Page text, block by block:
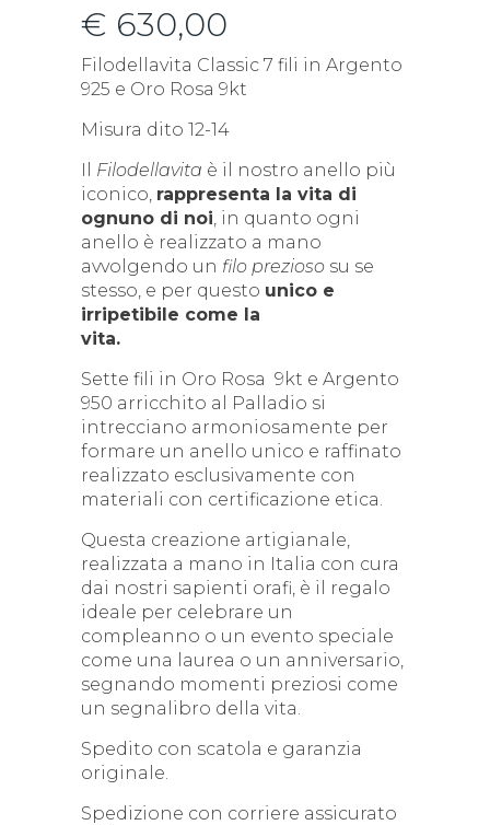
€ 630,00
Filodellavita Classic 7 fili in Argento
925 e Oro Rosa 9kt
Misura dito 12-14
Il Filodellavita è il nostro anello più
iconico, rappresenta la vita di
ognuno di noi, in quanto ogni
anello è realizzato a mano
avvolgendo un filo prezioso su se
stesso, e per questo unico e
irripetibile come la
vita
Sette fili in Oro Rosa 9kt e Argento
950 arricchito al Palladio si
intrecciano armoniosamente per
formare un anello unico e raffinato
realizzato esclusivamente con
materiali con certificazione etica.
Questa creazione artigianale,
realizzata a mano in Italia con cura
dai nostri sapienti orafi, è il regalo
ideale per celebrare un
compleanno o un evento speciale
come una laurea o un anniversario,
segnando momenti preziosi come
un segnalibro della vita.
Spedito con scatola e garanzia
originale.
Spedizione con corriere assicurato